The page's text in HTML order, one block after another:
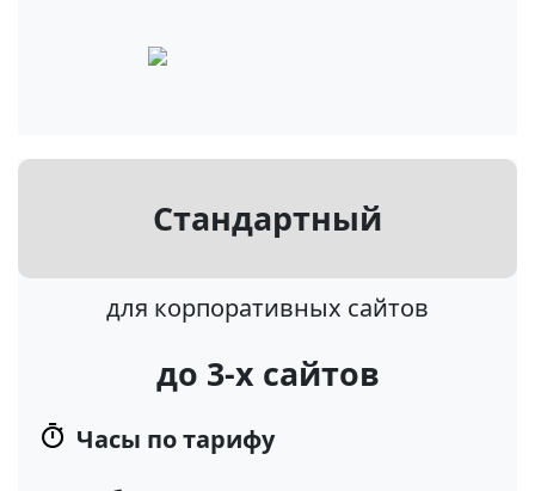
Стандартный
для корпоративных сайтов
до 3-х сайтов
Часы по тарифу